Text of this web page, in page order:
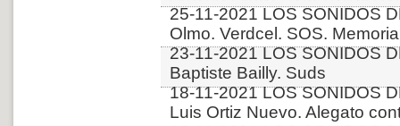
25-11-2021 LOS SONIDOS
Olmo. Verdcel. SOS.
23-11-2021 LOS SONIDOS
Baptiste Bailly. Suds
18-11-2021 LOS SONIDOS
Luis Ortiz Nuevo. Alegato